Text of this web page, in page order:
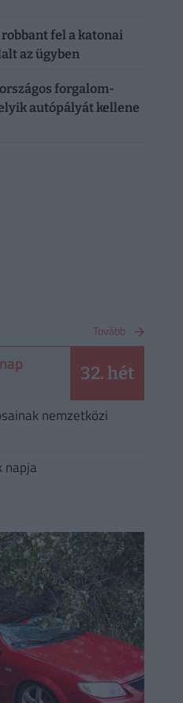
fel a katonai
az ügyben
forgalom-
autópályát kellene
Tovább
32. hét
nemzetközi
napja